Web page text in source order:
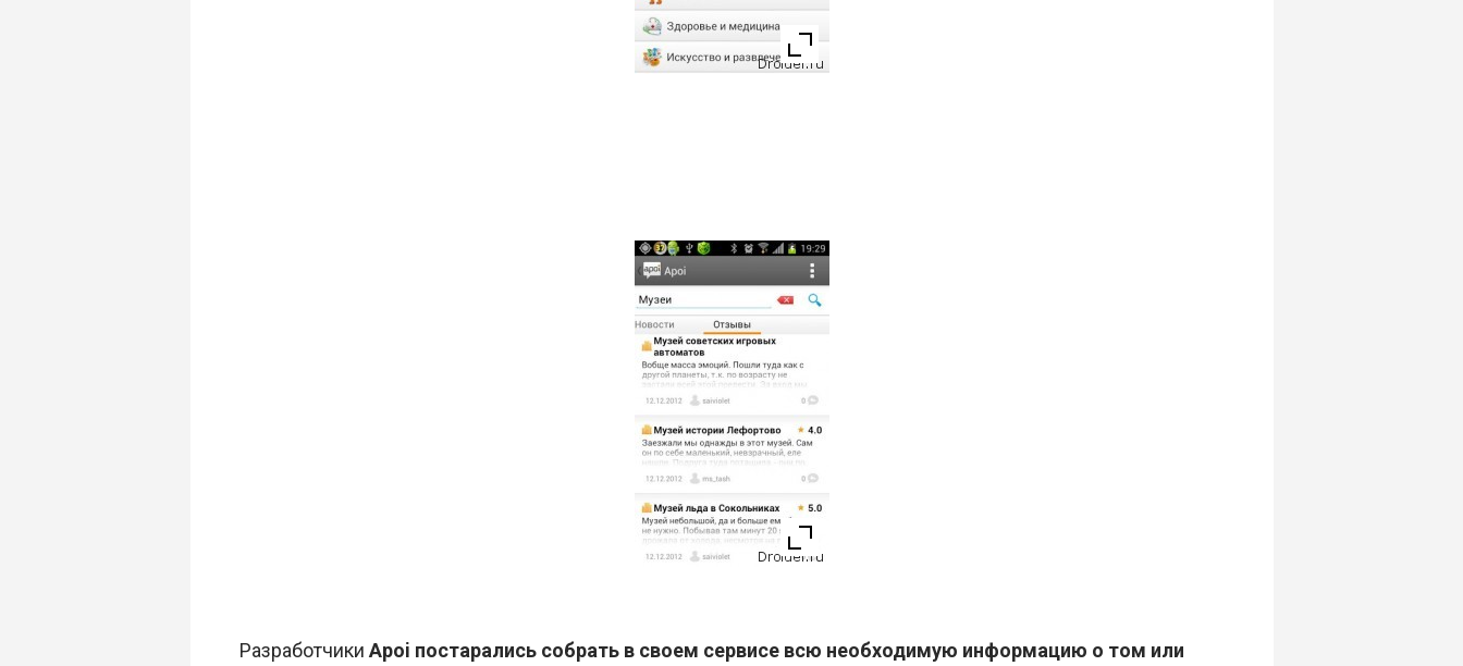
Разработчики Apoi постарались собрать в своем сервисе всю необходимую информацию о том или